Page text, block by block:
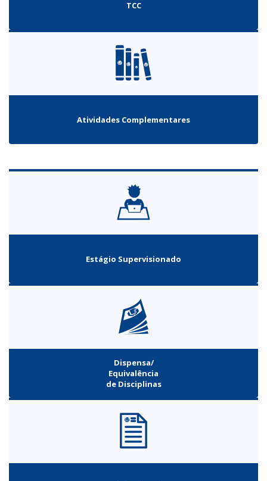
TCC
Atividades Complementares
Estágio Supervisionado
Dispensa/
Equivalência
de Disciplinas